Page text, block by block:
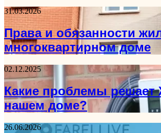
31.03.2026
Права и обязанности
многоквартирном доме
02.12.2025
Какие проблемы
нашем доме?
26.06.2026